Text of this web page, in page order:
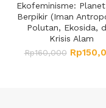
Ekofeminisme: Planet
Berpikir (Iman
Polutan, Ekosida,
Krisis Alam
Rp160,000 Rp